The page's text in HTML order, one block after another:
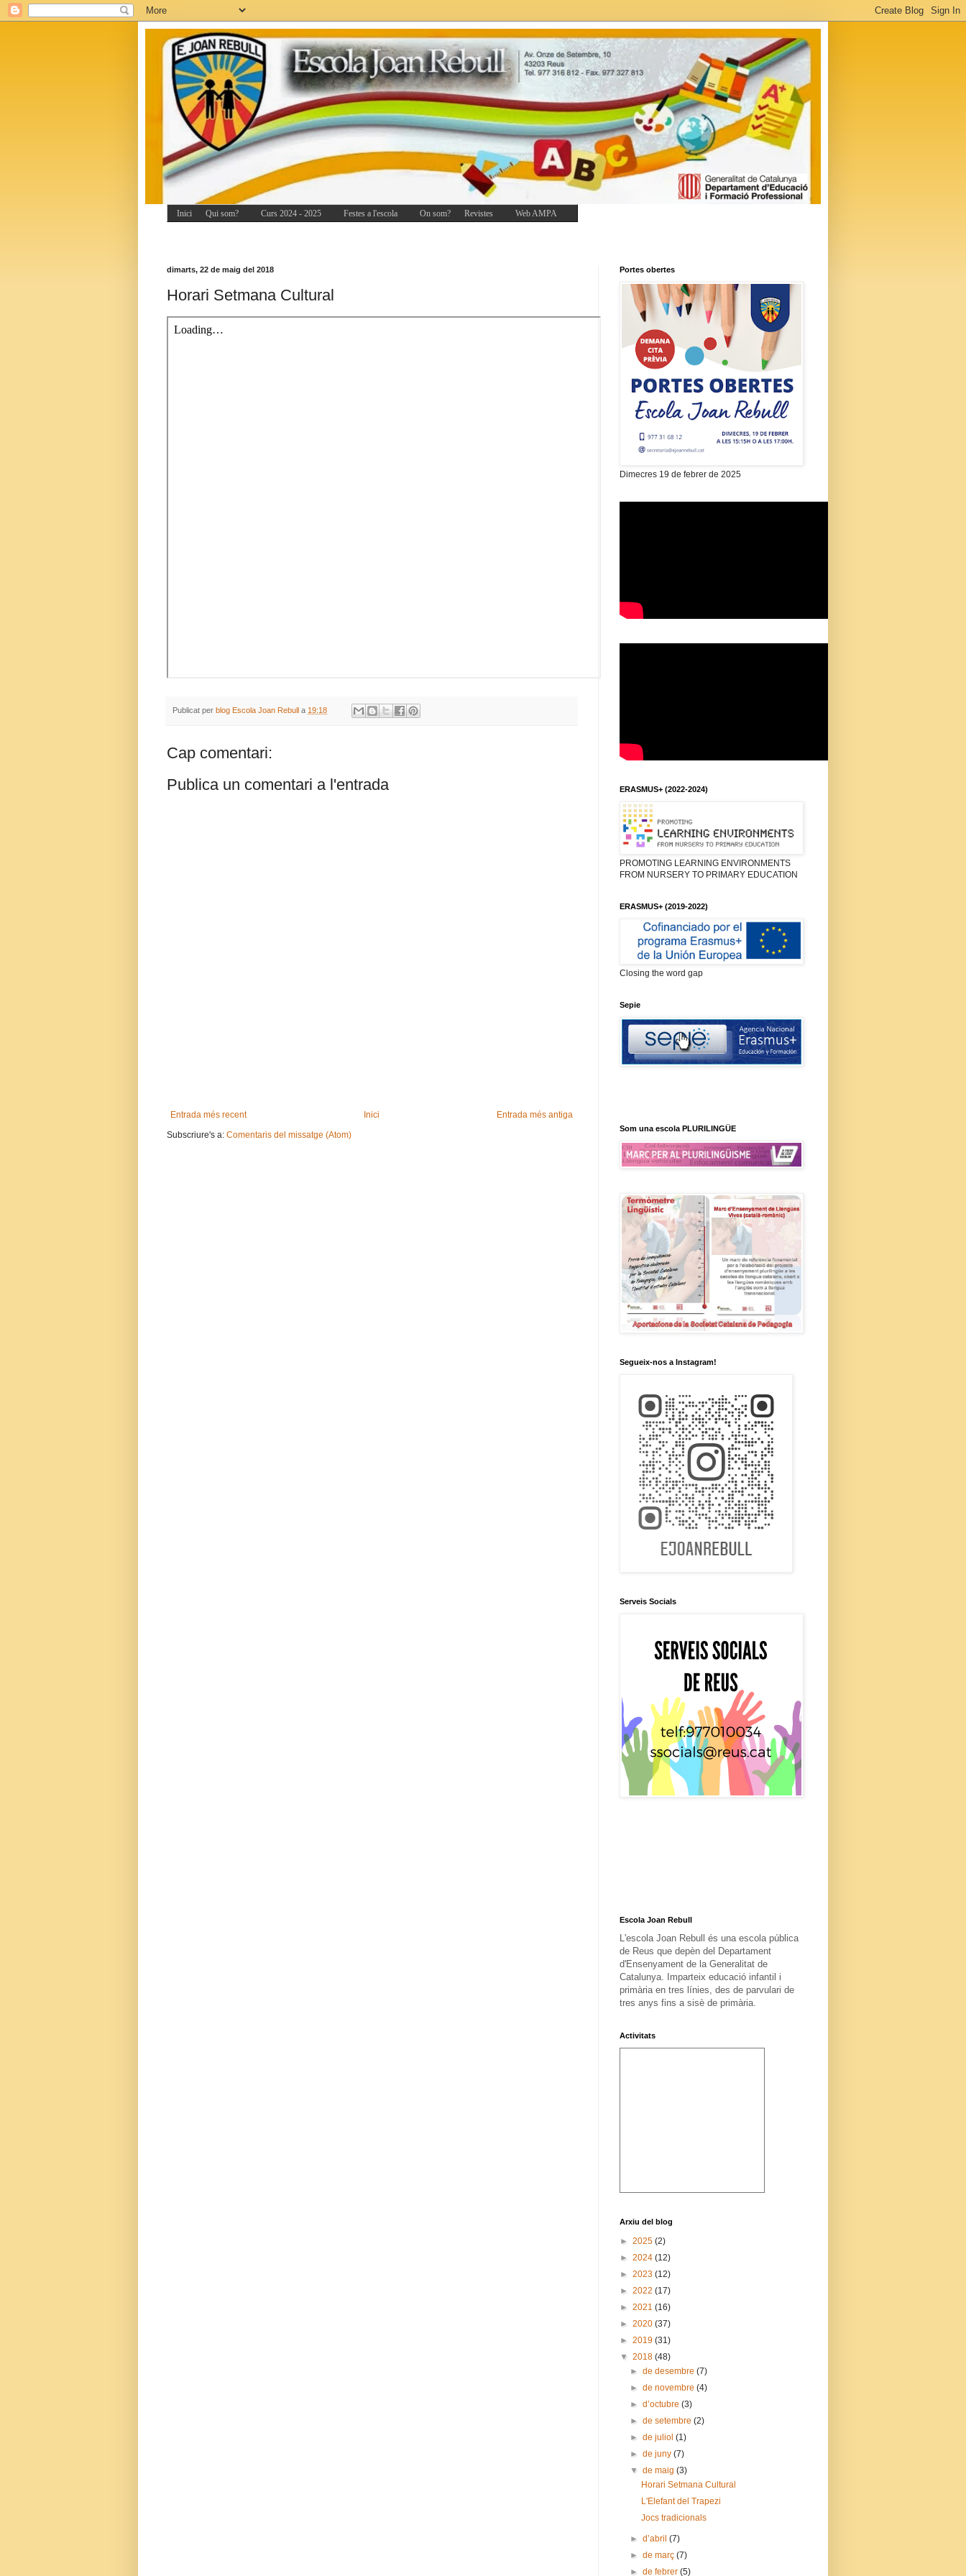
Inici Qui som? Curs 2024 - 2025 Festes a l'escola On som? Revistes Web AMPA
dimarts, 22 de maig del 2018
Horari Setmana Cultural
Publicat per blog Escola Joan Rebull a 19:18
Cap comentari:
Publica un comentari a l'entrada
Entrada més recent Entrada més antiga
Inici
Subscriure's a: Comentaris del missatge (Atom)
Portes obertes
Dimecres 19 de febrer de 2025
ERASMUS+ (2022-2024)
PROMOTING LEARNING ENVIRONMENTS
FROM NURSERY TO PRIMARY EDUCATION
ERASMUS+ (2019-2022)
Closing the word gap
Sepie
Som una escola PLURILINGÜE
Segueix-nos a Instagram!
Serveis Socials
Escola Joan Rebull
L'escola Joan Rebull és una escola pública
de Reus que depèn del Departament
d'Ensenyament de la Generalitat de
Catalunya. Imparteix educació infantil i
primària en tres línies, des de parvulari de
tres anys fins a sisè de primària.
Activitats
Arxiu del blog
► 2025 (2)
► 2024 (12)
► 2023 (12)
► 2022 (17)
► 2021 (16)
► 2020 (37)
► 2019 (31)
▼ 2018 (48)
►de desembre(7)
►de novembre(4)
►d’octubre(3)
►de setembre(2)
►de juliol(1)
►de juny(7)
▼de maig(3)
Horari Setmana Cultural
L'Elefant del Trapezi
Jocs tradicionals
►d’abril(7)
►de març(7)
►de febrer(5)